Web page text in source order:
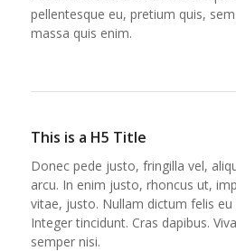
pellentesque eu, pretium quis,
massa quis enim.
This is a H5 Title
Donec pede justo, fringilla vel,
arcu. In enim justo, rhoncus ut,
vitae, justo. Nullam dictum felis
Integer tincidunt. Cras dapibus.
semper nisi.